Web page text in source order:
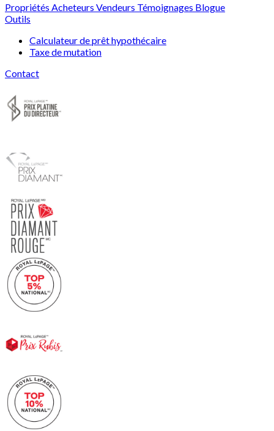
Propriétés Acheteurs Vendeurs Témoignages Blogue
Outils
Calculateur de prêt hypothécaire
Taxe de mutation
Contact